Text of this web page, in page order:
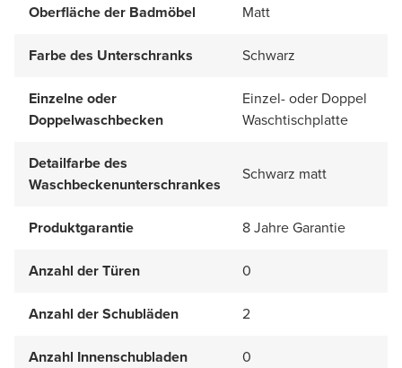
Oberfläche der Badmöbel
Matt
Farbe des Unterschranks Schwarz
Einzelne oder
Doppelwaschbecken
Einzel- oder Doppel
Waschtischplatte
Detailfarbe des
Waschbeckenunterschrankes
Schwarz matt
Produktgarantie 8 Jahre Garantie
Anzahl der Türen 0
Anzahl der Schubläden 2
Anzahl Innenschubladen 0